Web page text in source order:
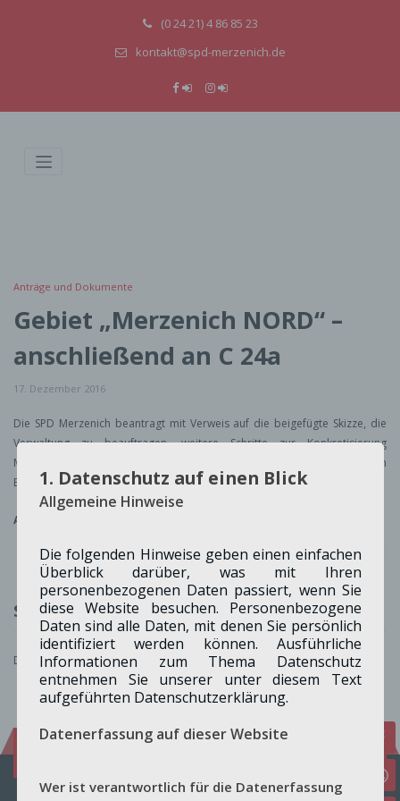
(0 24 21) 4 86 85 23
kontakt@spd-merzenich.de
Anträge und Dokumente
Gebiet „Merzenich NORD“ –
anschließend an C 24a
17. Dezember 2016
Die SPD Merzenich beantragt mit Verweis auf die beigefügte Skizze, die
Verwaltung zu beauftragen, weitere Schritte zur Konkretisierung
Merzenich NORD unter Berücksichtigung des beschlossenen
Eckpunktepapiers vorzunehmen.
Antrag Erweiterung NORD
Schreibe einen Kommentar
Du musstangemeldetsein, um einen Kommentar abzugeben.
1. Datenschutz auf einen Blick
Allgemeine Hinweise
Die folgenden Hinweise geben einen einfachen
Überblick darüber, was mit Ihren
personenbezogenen Daten passiert, wenn Sie
diese Website besuchen. Personenbezogene
Daten sind alle Daten, mit denen Sie persönlich
identifiziert werden können. Ausführliche
Informationen zum Thema Datenschutz
entnehmen Sie unserer unter diesem Text
aufgeführten Datenschutzerklärung.
Datenerfassung auf dieser Website
Wer ist verantwortlich für die Datenerfassung